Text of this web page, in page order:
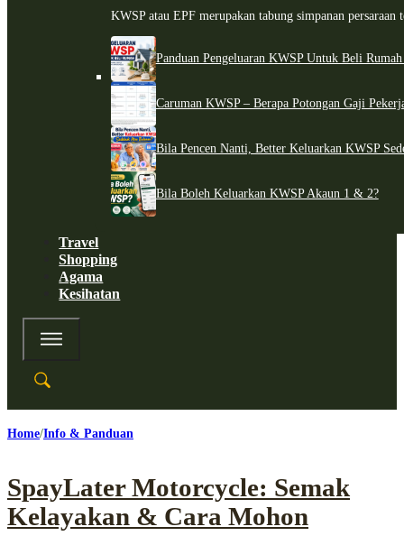
KWSP atau EPF merupakan tabung simpanan persaraan
Panduan Pengeluaran KWSP Untuk Beli
Caruman KWSP – Berapa Potongan Gaji
Bila Pencen Nanti, Better Keluarkan KWSP
Bila Boleh Keluarkan KWSP Akaun 1 & 2?
Travel
Shopping
Agama
Kesihatan
Home Info & Panduan
SpayLater Motorcycle: Semak
Kelayakan & Cara Mohon